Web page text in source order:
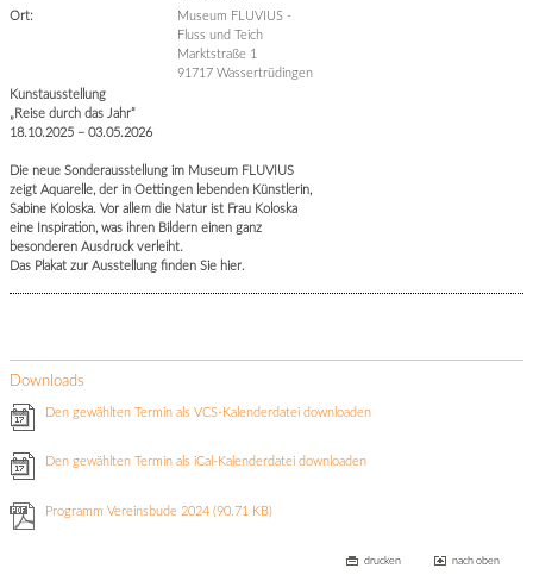
Ort:
Museum FLUVIUS -
Fluss und Teich
Marktstraße 1
91717 Wassertrüdingen
Kunstausstellung
„Reise durch das Jahr“
18.10.2025 – 03.05.2026
Die neue Sonderausstellung im Museum FLUVIUS
zeigt Aquarelle, der in Oettingen lebenden Künstlerin,
Sabine Koloska. Vor allem die Natur ist Frau Koloska
eine Inspiration, was ihren Bildern einen ganz
besonderen Ausdruck verleiht.
Das Plakat zur Ausstellung finden Sie hier.
Downloads
Den gewählten Termin als VCS-Kalenderdatei downloaden
Den gewählten Termin als iCal-Kalenderdatei downloaden
Programm Vereinsbude 2024(90.71 KB)
drucken nach oben